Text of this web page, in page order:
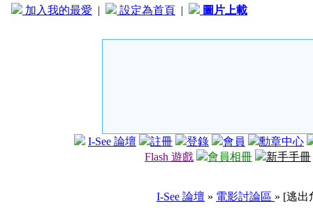
加入我的最愛 | 設定為首頁 | 圖片上載
I-See 論壇 註冊 登錄 會員
勳章中心
Flash 遊戲
會員相冊 新手手冊
I-See 論壇 » 電影討論區 » [逃出